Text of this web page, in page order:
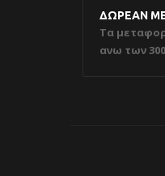
ΔΩΡΕΑΝ
Τα
ανω των